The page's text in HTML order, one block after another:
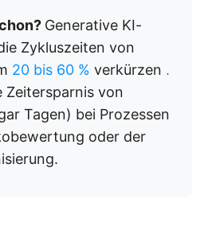
Generative KI-
Zykluszeiten von
20 bis 60 % verkürzen .
Zeitersparnis von
Tagen) bei Prozessen
oder der